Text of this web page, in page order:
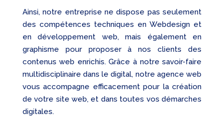
Ainsi, notre entreprise ne dispose pas seulement
des compétences techniques en Webdesign et
en développement web, mais également en
graphisme pour proposer à nos clients des
contenus web enrichis. Grâce à notre savoir-faire
multidisciplinaire dans le digital, notre agence web
vous accompagne efficacement pour la création
de votre site web, et dans toutes vos démarches
digitales.